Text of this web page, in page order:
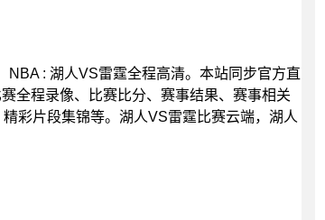
NBA : 湖人VS雷霆全程高清。本站同步官方直
全程录像、比赛比分、赛事结果、赛事相关
彩片段集锦等。湖人VS雷霆比赛云端，湖人